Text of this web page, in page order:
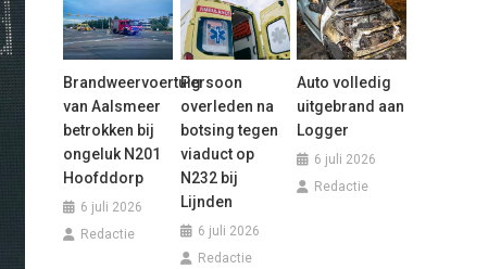
Brandweervoertuig
van Aalsmeer
betrokken bij
ongeluk N201
Hoofddorp
6 juli 2026
Redactie
Persoon
overleden na
botsing tegen
viaduct op
N232 bij
Lijnden
6 juli 2026
Redactie
Auto volledig
uitgebrand aan
Logger
6 juli 2026
Redactie